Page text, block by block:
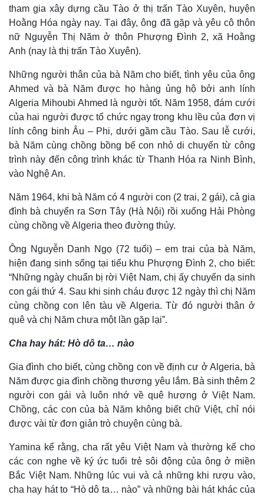
Kinh tế
Bất động sản
Khởi nghiệp
Thị trường
Giá vàng
Tiêu dùng
Tỷ giá
Chứng khoán
Giá cà phê
tham gia xây dựng cầu Tào ở thị trấn Tào Xuyên, huyện
Hoằng Hóa ngày nay. Tại đây, ông đã gặp và yêu cô thôn
nữ Nguyễn Thị Năm ở thôn Phượng Đình 2, xã Hoằng
Anh (nay là thị trấn Tào Xuyên).
Những người thân của bà Năm cho biết, tình yêu của ông
Ahmed và bà Năm được họ hàng ủng hộ bởi anh lính
Algeria Mihoubi Ahmed là người tốt. Năm 1958, đám cưới
của hai người được tổ chức ngay trong khu lều của đơn vị
lính công binh Âu – Phi, dưới gầm cầu Tào. Sau lễ cưới,
bà Năm cùng chồng bồng bế con nhỏ di chuyển từ công
trình này đến công trình khác từ Thanh Hóa ra Ninh Bình,
vào Nghệ An.
Năm 1964, khi bà Năm có 4 người con (2 trai, 2 gái), cả gia
đình bà chuyển ra Sơn Tây (Hà Nội) rồi xuống Hải Phòng
cùng chồng về Algeria theo đường thủy.
Ông Nguyễn Danh Ngọ (72 tuổi) – em trai của bà Năm,
hiện đang sinh sống tại tiểu khu Phượng Đình 2, cho biết:
“Những ngày chuẩn bị rời Việt Nam, chị ấy chuyển dạ sinh
con gái thứ 4. Sau khi sinh cháu được 12 ngày thì chị Năm
cùng chồng con lên tàu về Algeria. Từ đó người thân ở
quê và chị Năm chưa một lần gặp lại”.
Cha hay hát: Hò dô ta… nào
Gia đình cho biết, cùng chồng con về định cư ở Algeria, bà
Năm được gia đình chồng thương yêu lắm. Bà sinh thêm 2
người con gái và luôn nhớ về quê hương ở Việt Nam.
Chồng, các con của bà Năm không biết chữ Việt, chỉ nói
được vài từ đơn giản trò chuyện cùng bà.
Yamina kể rằng, cha rất yêu Việt Nam và thường kể cho
các con nghe về ký ức tuổi trẻ sôi động của ông ở miền
Bắc Việt Nam. Những lúc vui và cả những khi rượu vào,
cha hay hát to “Hò dô ta… nào” và những bài hát khác của